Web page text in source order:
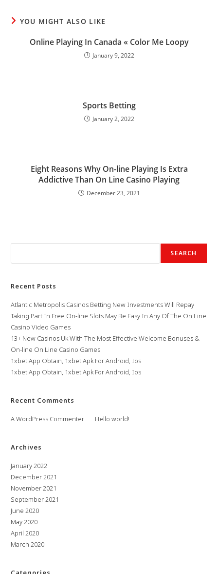
YOU MIGHT ALSO LIKE
Online Playing In Canada « Color Me Loopy
January 9, 2022
Sports Betting
January 2, 2022
Eight Reasons Why On-line Playing Is Extra
Addictive Than On Line Casino Playing
December 23, 2021
SEARCH
Recent Posts
Atlantic Metropolis Casinos Betting New Investments Will Repay
Taking Part In Free On-line Slots May Be Easy In Any Of The On Line
Casino Video Games
13+ New Casinos Uk With The Most Effective Welcome Bonuses &
On-line On Line Casino Games
1xbet App Obtain, 1xbet Apk For Android, Ios
1xbet App Obtain, 1xbet Apk For Android, Ios
Recent Comments
A WordPress Commenter Hello world!
Archives
January 2022
December 2021
November 2021
September 2021
June 2020
May 2020
April 2020
March 2020